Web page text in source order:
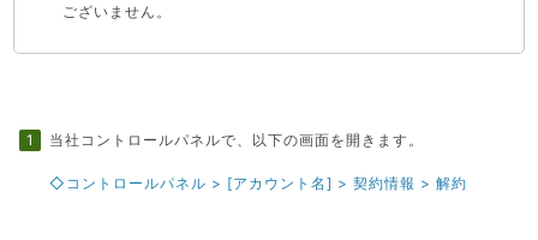
ございません。
当社コントロールパネルで、以下の画面を開きます。
◇コントロールパネル > [アカウント名] > 契約情報 > 解約